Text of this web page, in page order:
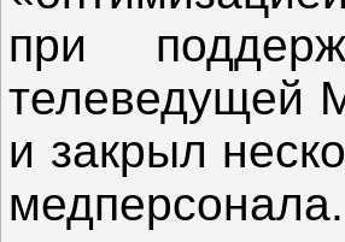
при
телеведущей
и закрыл
медперсонала.